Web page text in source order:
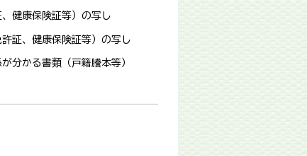
健康保険証等）の写し
証、健康保険証等）の写し
分かる書類（戸籍謄本等）